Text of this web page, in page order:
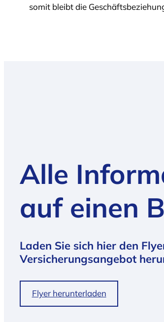
somit bleibt die
Alle
auf einen
Laden Sie sich hier den
Versicherungsangebot
Flyer herunterladen